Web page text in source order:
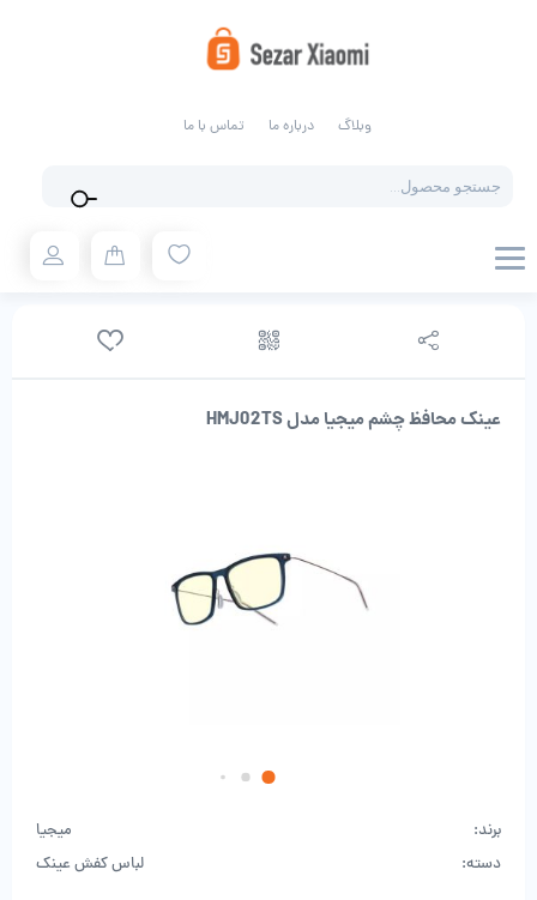
وبلاگ درباره ما تماس با ما
search
عینک محافظ چشم میجیا مدل HMJ02TS
برند:
میجیا
دسته:
لباس کفش عینک